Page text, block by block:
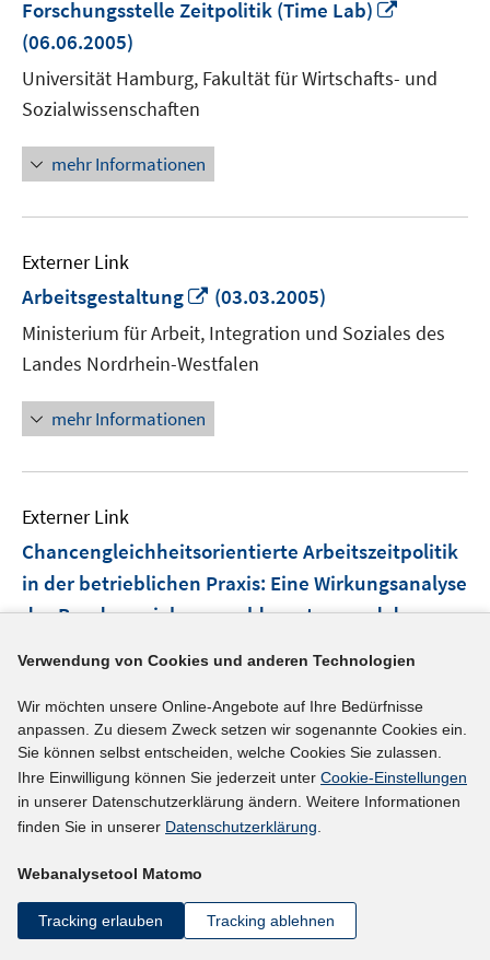
Forschungsstelle Zeitpolitik (Time Lab)
öffnen
(06.06.2005)
Universität Hamburg, Fakultät für Wirtschafts- und
Sozialwissenschaften
mehr Informationen
Externer Link
Arbeitsgestaltung
In
Fenster
öffnen
(03.03.2005)
Ministerium für Arbeit, Integration und Soziales des
Landes Nordrhein-Westfalen
mehr Informationen
Externer Link
Chancengleichheitsorientierte Arbeitszeitpolitik
in der betrieblichen Praxis: Eine Wirkungsanalyse
des Bundeserziehungsgeldgesetzes und des
neuem
Fenster
öffnen
Koch, Angelika
mehr Informationen
Externer Link
Eckpunkte zur Arbeitszeitpolitik: Flexible
Arbeitszeiten statt starre 40-Stunden-Woche
Verwendung von Cookies und anderen Technologien
Wir möchten unsere Online-Angebote auf Ihre Bedürfnisse
anpassen. Zu diesem Zweck setzen wir sogenannte Cookies ein.
Sie können selbst entscheiden, welche Cookies Sie zulassen.
Ihre Einwilligung können Sie jederzeit unter Cookie-Einstellungen
in unserer Datenschutzerklärung ändern. Weitere Informationen
finden Sie in unserer Datenschutzerklärung.
Webanalysetool Matomo
Tracking erlauben Tracking ablehnen